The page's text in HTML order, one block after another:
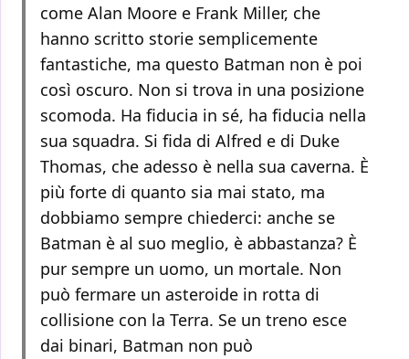
come Alan Moore e Frank Miller, che
hanno scritto storie semplicemente
fantastiche, ma questo Batman non è poi
così oscuro. Non si trova in una posizione
scomoda. Ha fiducia in sé, ha fiducia nella
sua squadra. Si fida di Alfred e di Duke
Thomas, che adesso è nella sua caverna. È
più forte di quanto sia mai stato, ma
dobbiamo sempre chiederci: anche se
Batman è al suo meglio, è abbastanza? È
pur sempre un uomo, un mortale. Non
può fermare un asteroide in rotta di
collisione con la Terra. Se un treno esce
dai binari, Batman non può